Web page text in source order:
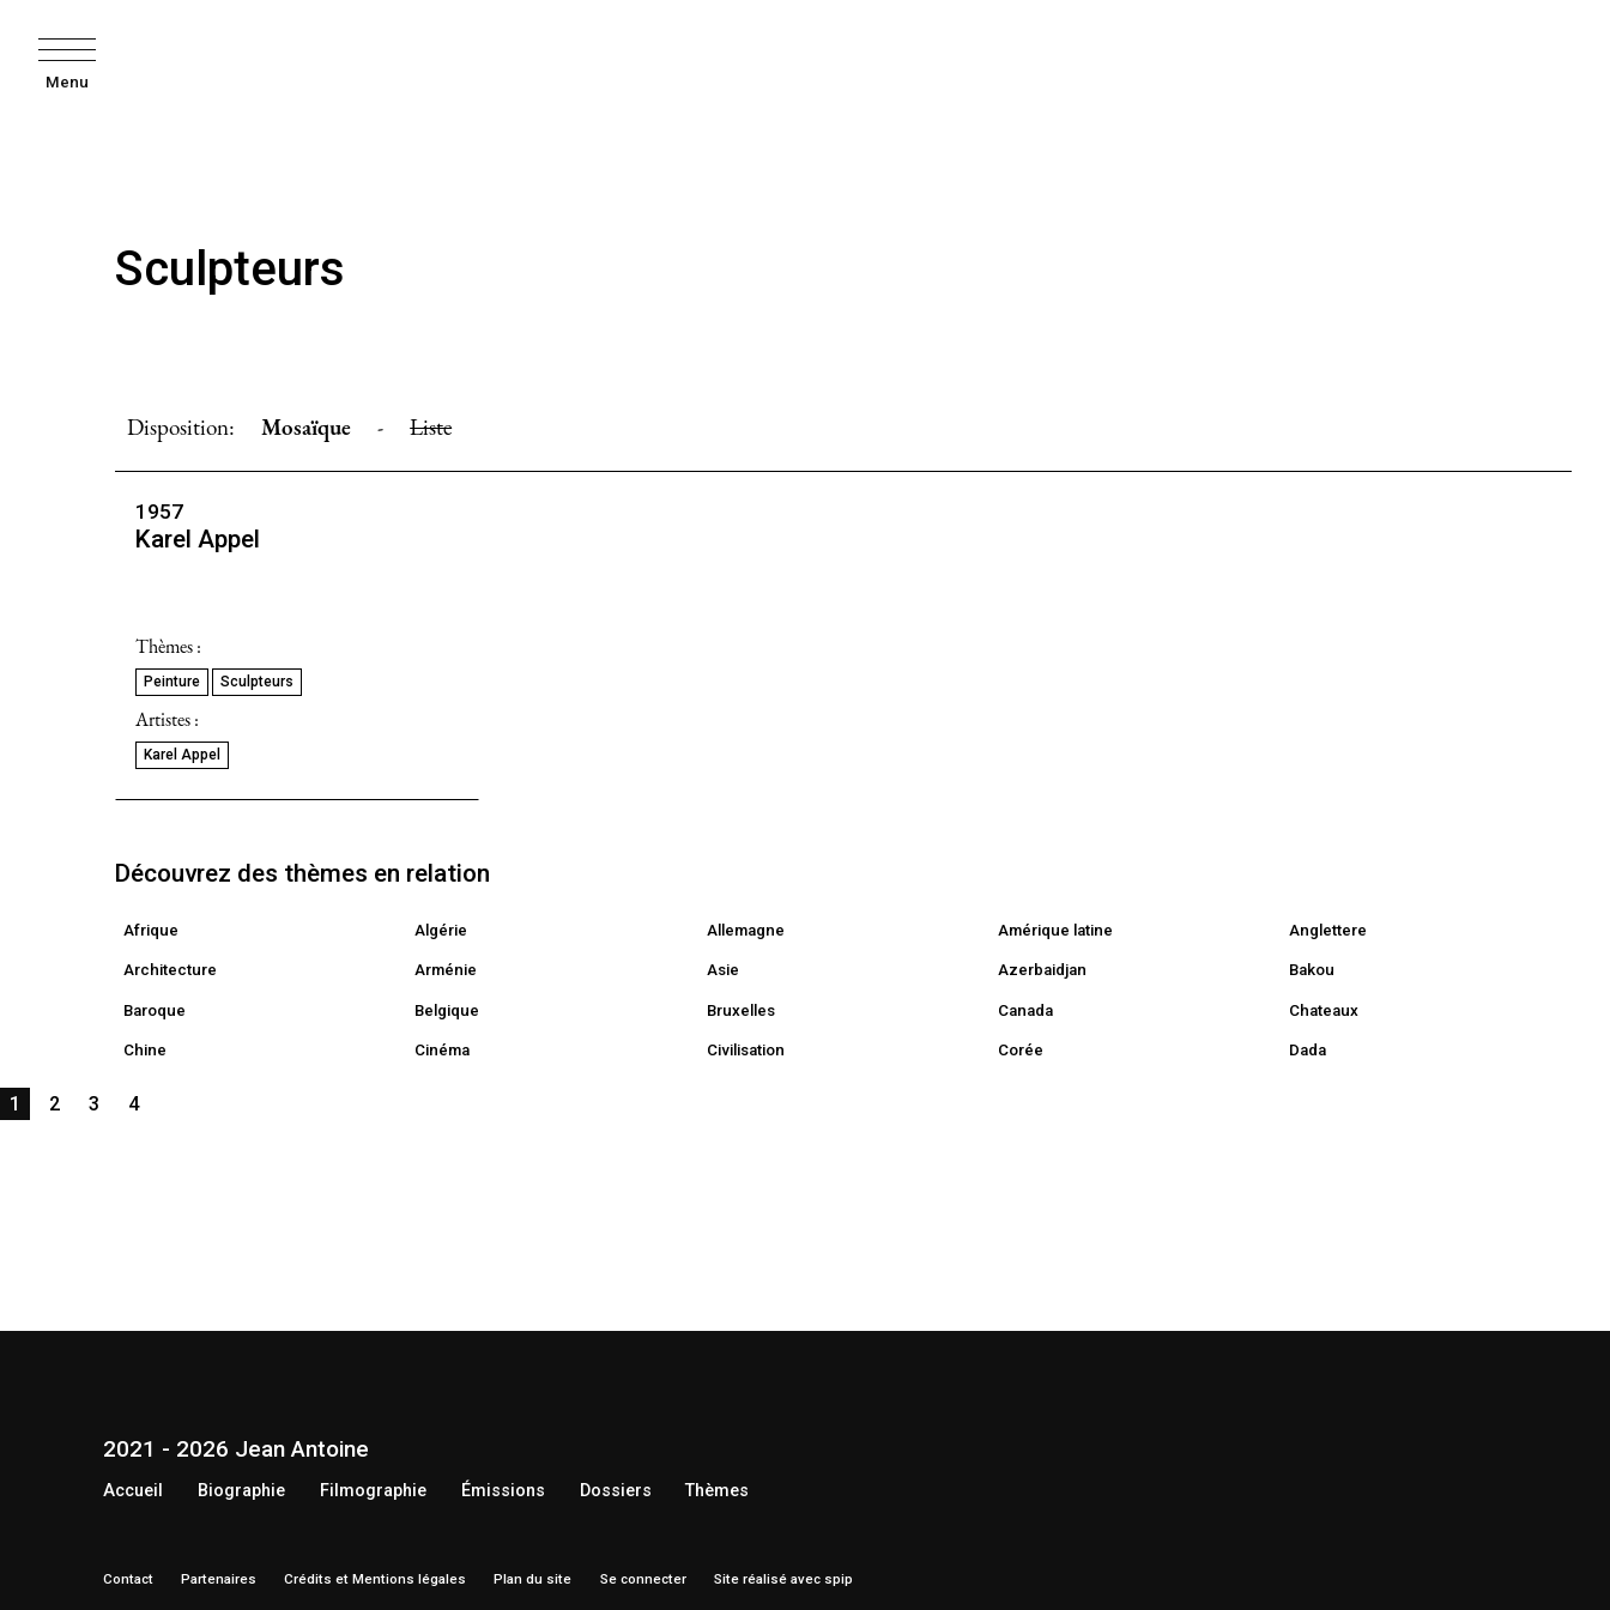
Menu
Sculpteurs
Disposition: Mosaïque - Liste
1957
Karel Appel
Thèmes :
Peinture Sculpteurs
Artistes :
Karel Appel
Découvrez des thèmes en relation
Afrique Algérie Allemagne Amérique latine Anglettere
Architecture Arménie Asie Azerbaidjan Bakou
Baroque Belgique Bruxelles Canada Chateaux
Chine Cinéma Civilisation Corée Dada
1 2 3 4
2021 - 2026 Jean Antoine
Accueil Biographie Filmographie Émissions Dossiers Thèmes
Contact Partenaires Crédits et Mentions légales Plan du site Se connecter Site réalisé avec spip